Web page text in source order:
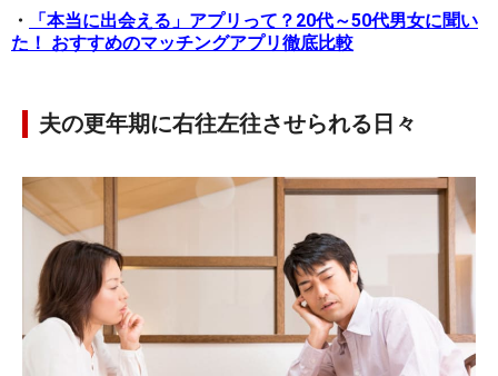
・
「本当に出会える」アプリって？20代～50代男女に聞い
た！ おすすめのマッチングアプリ徹底比較
夫の更年期に右往左往させられる日々